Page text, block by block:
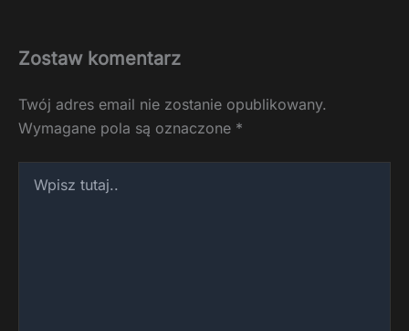
Zostaw komentarz
Twój adres email nie zostanie opublikowany.
Wymagane pola są oznaczone *
tutaj..